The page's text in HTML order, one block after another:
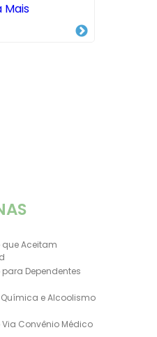
Mais
Aceitam
Dependentes
e Alcoolismo
Convênio Médico